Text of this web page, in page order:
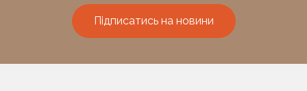
Підписатись на новини